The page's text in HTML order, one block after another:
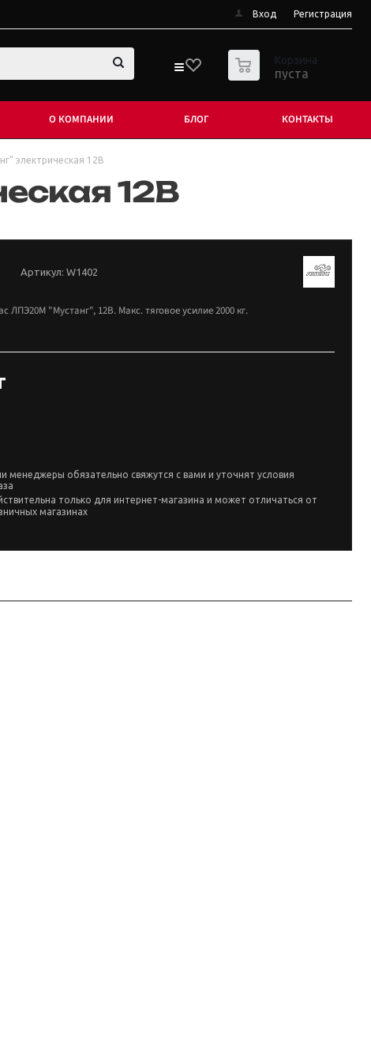
Вход Регистрация
0 Корзина
пуста
О КОМПАНИИ БЛОГ КОНТАКТЫ
электрическая 12В
12В
Артикул: W1402
ЛПЭ20М "Мустанг", 12В. Макс. тяговое усилие 2000 кг.
менеджеры обязательно свяжутся с вами и уточнят условия
только для интернет-магазина и может отличаться от
магазинах